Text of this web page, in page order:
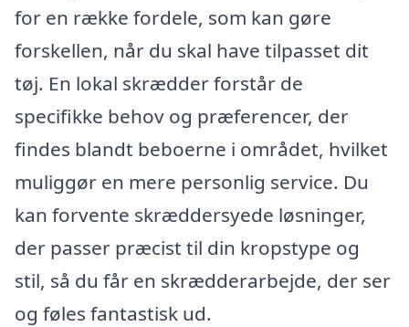
for en række fordele, som kan gøre
forskellen, når du skal have tilpasset dit
tøj. En lokal skrædder forstår de
specifikke behov og præferencer, der
findes blandt beboerne i området, hvilket
muliggør en mere personlig service. Du
kan forvente skræddersyede løsninger,
der passer præcist til din kropstype og
stil, så du får en skrædderarbejde, der ser
og føles fantastisk ud.